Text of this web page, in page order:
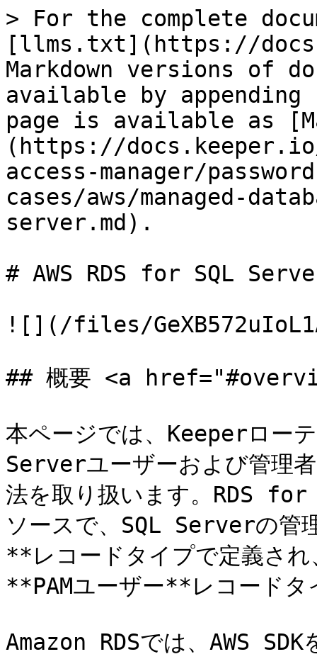
> For the complete
[llms.txt](https://
Markdown versions of
available by
page is available as
(https://
access-manager/
cases/aws/managed-
server.md).
# AWS RDS for SQL
![](/files/
## 概要 <a
本ページでは、Keeperロー
Serverユーザーおよび管理
法を取り扱います。RDS for
ソースで、SQL Serverの管
**レコードタイプで定義さ
**PAMユーザー**レコードタ
Amazon RDSでは、AWS